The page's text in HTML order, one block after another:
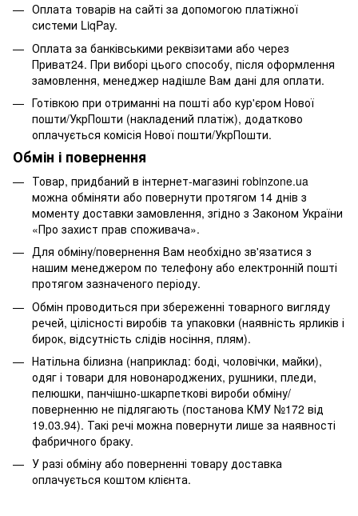
Оплата товарів на сайті за допомогою платіжної
системи LiqPay.
Оплата за банківськими реквізитами або через
Приват24. При виборі цього способу, після оформлення
замовлення, менеджер надішле Вам дані для оплати.
Готівкою при отриманні на пошті або кур'єром Нової
пошти/УкрПошти (накладений платіж), додатково
оплачується комісія Нової пошти/УкрПошти.
Обмін і повернення
Товар, придбаний в інтернет-магазині robinzone.ua
можна обміняти або повернути протягом 14 днів з
моменту доставки замовлення, згідно з Законом України
«Про захист прав споживача».
Для обміну/повернення Вам необхідно зв'язатися з
нашим менеджером по телефону або електронній пошті
протягом зазначеного періоду.
Обмін проводиться при збереженні товарного вигляду
речей, цілісності виробів та упаковки (наявність ярликів і
бирок, відсутність слідів носіння, плям).
Натільна білизна (наприклад: боді, чоловічки, майки),
одяг і товари для новонароджених, рушники, пледи,
пелюшки, панчішно-шкарпеткові вироби обміну/
поверненню не підлягають (постанова КМУ №172 від
19.03.94). Такі речі можна повернути лише за наявності
фабричного браку.
У разі обміну або поверненні товару доставка
оплачується коштом клієнта.